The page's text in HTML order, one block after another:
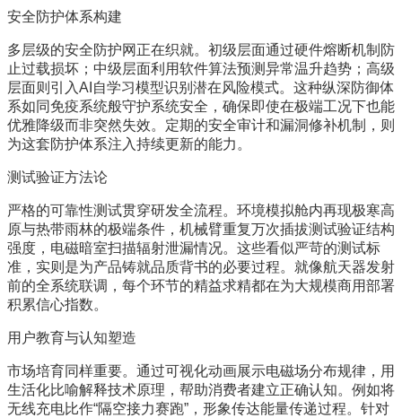
安全防护体系构建
多层级的安全防护网正在织就。初级层面通过硬件熔断机制防
止过载损坏；中级层面利用软件算法预测异常温升趋势；高级
层面则引入AI自学习模型识别潜在风险模式。这种纵深防御体
系如同免疫系统般守护系统安全，确保即使在极端工况下也能
优雅降级而非突然失效。定期的安全审计和漏洞修补机制，则
为这套防护体系注入持续更新的能力。
测试验证方法论
严格的可靠性测试贯穿研发全流程。环境模拟舱内再现极寒高
原与热带雨林的极端条件，机械臂重复万次插拔测试验证结构
强度，电磁暗室扫描辐射泄漏情况。这些看似严苛的测试标
准，实则是为产品铸就品质背书的必要过程。就像航天器发射
前的全系统联调，每个环节的精益求精都在为大规模商用部署
积累信心指数。
用户教育与认知塑造
市场培育同样重要。通过可视化动画展示电磁场分布规律，用
生活化比喻解释技术原理，帮助消费者建立正确认知。例如将
无线充电比作“隔空接力赛跑”，形象传达能量传递过程。针对